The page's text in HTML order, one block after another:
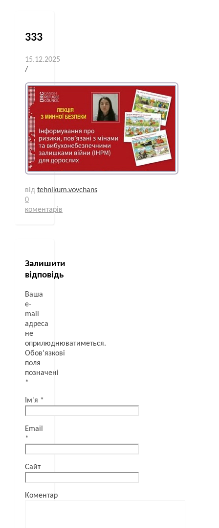
333
15.12.2025
/
від tehnikum.vovchans
0
коментарів
Залишити
відповідь
Ваша
e-
mail
адреса
не
оприлюднюватиметься.
Обов’язкові
поля
позначені
*
Ім'я *
Email
*
Сайт
Коментар